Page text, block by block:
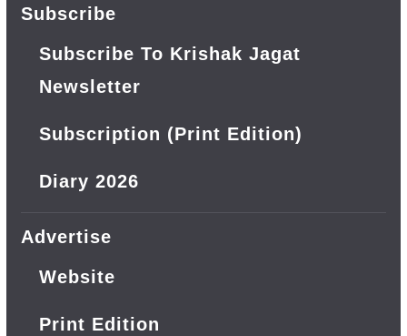
Subscribe
Subscribe To Krishak Jagat
Newsletter
Subscription (Print Edition)
Diary 2026
Advertise
Website
Print Edition